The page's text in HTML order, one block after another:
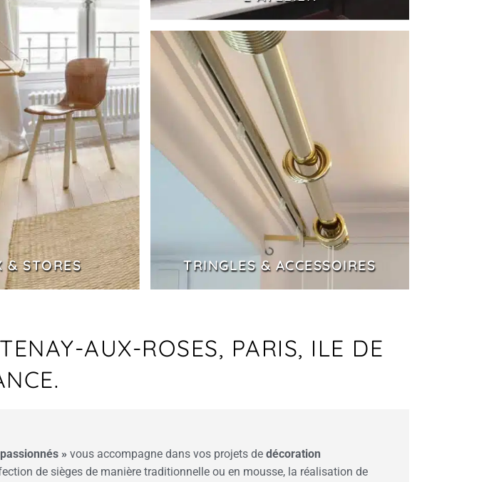
& STORES TRINGLES & ACCESSOIRES
AUX-ROSES, PARIS, ILE DE
passionnés » vous accompagne dans vos projets de décoration
de sièges de manière traditionnelle ou en mousse, la réalisation de